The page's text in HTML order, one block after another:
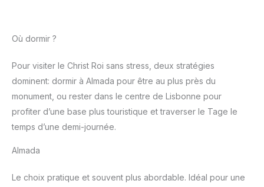
Où dormir ?
Pour visiter le Christ Roi sans stress, deux stratégies
dominent: dormir à Almada pour être au plus près du
monument, ou rester dans le centre de Lisbonne pour
profiter d’une base plus touristique et traverser le Tage le
temps d’une demi-journée.
Almada
Le choix pratique et souvent plus abordable. Idéal pour une